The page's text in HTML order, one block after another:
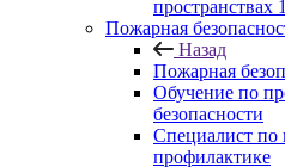
пространствах
Пожарная
Назад
Пожарная
Обучение по
безопасности
Специалист по
профилактике